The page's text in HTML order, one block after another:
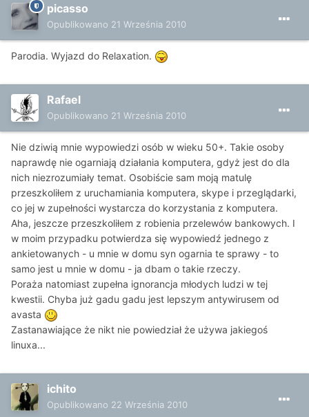
picasso
Opublikowano 21 Września 2010
Parodia. Wyjazd do Relaxation.
Rafael
Opublikowano 21 Września 2010
Nie dziwią mnie wypowiedzi osób w wieku 50+. Takie osoby
naprawdę nie ogarniają działania komputera, gdyż jest do dla
nich niezrozumiały temat. Osobiście sam moją matulę
przeszkoliłem z uruchamiania komputera, skype i przeglądarki,
co jej w zupełności wystarcza do korzystania z komputera.
Aha, jeszcze przeszkoliłem z robienia przelewów bankowych. I
w moim przypadku potwierdza się wypowiedź jednego z
ankietowanych - u mnie w domu syn ogarnia te sprawy - to
samo jest u mnie w domu - ja dbam o takie rzeczy.
Poraża natomiast zupełna ignorancja młodych ludzi w tej
kwestii. Chyba już gadu gadu jest lepszym antywirusem od
avasta
Zastanawiające że nikt nie powiedział że używa jakiegoś
linuxa...
ichito
Opublikowano 22 Września 2010